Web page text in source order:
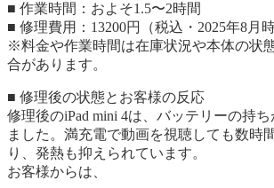
■ 作業時間：およそ1.5〜2時間
■ 修理費用：13200円（税込・2025年8月時
※料金や作業時間は在庫状況や本体の状
合があります。
■ 修理後の状態とお客様の反応
修理後のiPad mini 4は、バッテリーの持
ました。満充電で動画を視聴しても数時
り、発熱も抑えられています。
お客様からは、